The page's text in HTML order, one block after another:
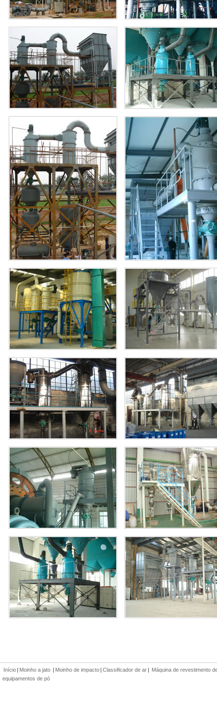
Início | Moinho a jato | Moinho de impacto | Classificador de ar | Máquina de revestimento
equipamentos de pó